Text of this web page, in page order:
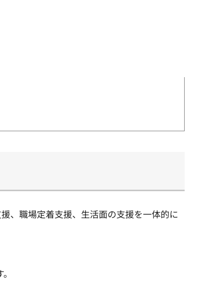
、職場定着支援、生活面の支援を一体的に